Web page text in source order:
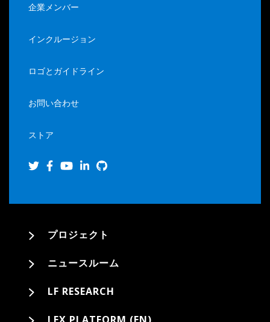
企業メンバー
インクルージョン
ロゴとガイドライン
お問い合わせ
ストア
プロジェクト
ニュースルーム
LF RESEARCH